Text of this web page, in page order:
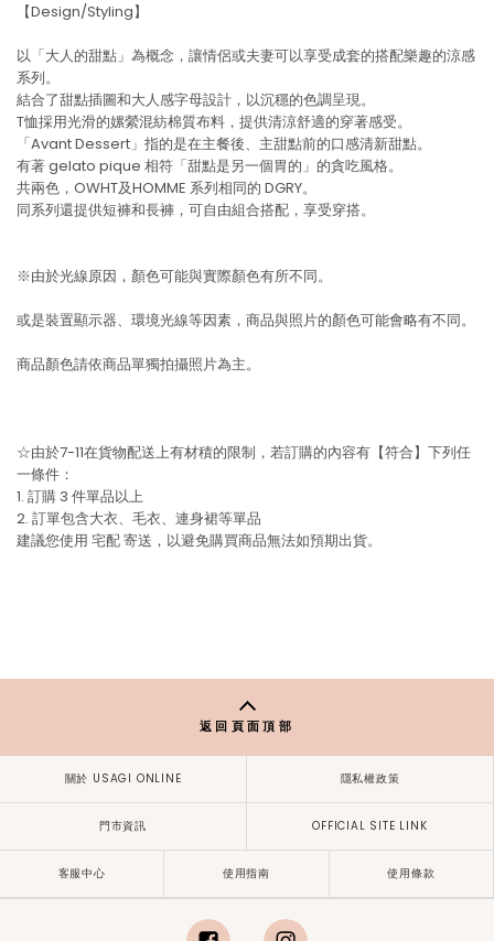
【Design/Styling】
以「大人的甜點」為概念，讓情侶或夫妻可以享受成套的搭配樂趣的涼感
系列。
結合了甜點插圖和大人感字母設計，以沉穩的色調呈現。
T恤採用光滑的嫘縈混紡棉質布料，提供清涼舒適的穿著感受。
「Avant Dessert」指的是在主餐後、主甜點前的口感清新甜點。
有著 gelato pique 相符「甜點是另一個胃的」的貪吃風格。
共兩色，OWHT及HOMME 系列相同的 DGRY。
同系列還提供短褲和長褲，可自由組合搭配，享受穿搭。
※由於光線原因，顏色可能與實際顏色有所不同。
或是裝置顯示器、環境光線等因素，商品與照片的顏色可能會略有不同。
商品顏色請依商品單獨拍攝照片為主。
☆由於7-11在貨物配送上有材積的限制，若訂購的內容有【符合】下列任
一條件：
1. 訂購 3 件單品以上
2. 訂單包含大衣、毛衣、連身裙等單品
建議您使用 宅配寄送，以避免購買商品無法如預期出貨。
返回頁面頂部
關於 USAGI ONLINE 隱私權政策
門市資訊 OFFICIAL SITE LINK
客服中心 使用指南 使用條款